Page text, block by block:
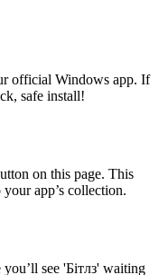
official Windows app. If
safe install!
on this page. This
app’s collection.
see 'Бітлз' waiting